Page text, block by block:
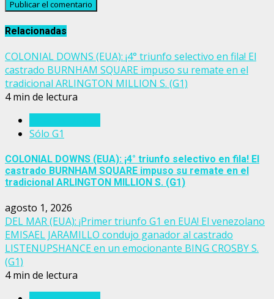
Relacionadas
COLONIAL DOWNS (EUA): ¡4° triunfo selectivo en fila! El
castrado BURNHAM SQUARE impuso su remate en el
tradicional ARLINGTON MILLION S. (G1)
4 min de lectura
Sólo G1
COLONIAL DOWNS (EUA): ¡4° triunfo selectivo en fila! El
castrado BURNHAM SQUARE impuso su remate en el
tradicional ARLINGTON MILLION S. (G1)
agosto 1, 2026
DEL MAR (EUA): ¡Primer triunfo G1 en EUA! El venezolano
EMISAEL JARAMILLO condujo ganador al castrado
LISTENUPSHANCE en un emocionante BING CROSBY S.
(G1)
4 min de lectura